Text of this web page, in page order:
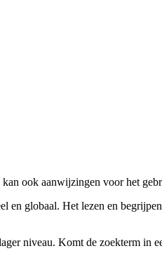
ook aanwijzingen voor het
globaal. Het lezen en
niveau. Komt de zoekterm in